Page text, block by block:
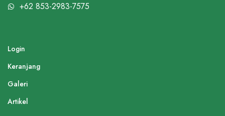
+62 853-2983-7575
Login
Keranjang
Galeri
Artikel